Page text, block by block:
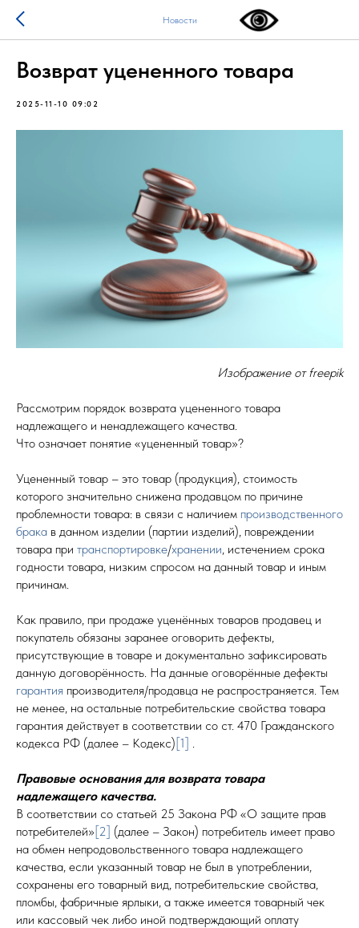
Новости
Возврат уцененного товара
2025-11-10 09:02
Изображение от freepik
Рассмотрим порядок возврата уцененного товара
надлежащего и ненадлежащего качества.
Что означает понятие «уцененный товар»?
Уцененный товар – это товар (продукция), стоимость
которого значительно снижена продавцом по причине
проблемности товара: в связи с наличием производственного
брака в данном изделии (партии изделий), повреждении
товара при транспортировке/хранении, истечением срока
годности товара, низким спросом на данный товар и иным
причинам.
Как правило, при продаже уценённых товаров продавец и
покупатель обязаны заранее оговорить дефекты,
присутствующие в товаре и документально зафиксировать
данную договорённость. На данные оговорённые дефекты
гарантия производителя/продавца не распространяется. Тем
не менее, на остальные потребительские свойства товара
гарантия действует в соответствии со ст. 470 Гражданского
кодекса РФ (далее – Кодекс)[1] .
Правовые основания для возврата товара
надлежащего качества.
В соответствии со статьей 25 Закона РФ «О защите прав
потребителей»[2] (далее – Закон) потребитель имеет право
на обмен непродовольственного товара надлежащего
качества, если указанный товар не был в употреблении,
сохранены его товарный вид, потребительские свойства,
пломбы, фабричные ярлыки, а также имеется товарный чек
или кассовый чек либо иной подтверждающий оплату